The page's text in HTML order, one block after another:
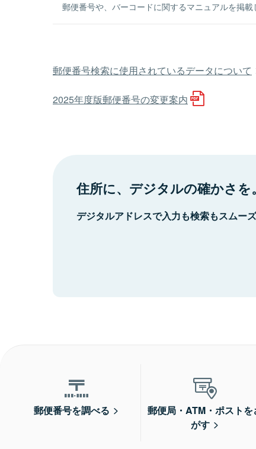
郵便番号や、バーコードに関するマニュアルを掲載
郵便番号検索に使用されているデータについて
2025年度版郵便番号の変更案内
住所に、デジタルの確かさを。
デジタルアドレスで入力も検索もスムーズ
郵便番号を調べる
郵便局・ATM・ポストを
がす